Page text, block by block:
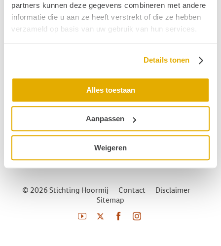
partners kunnen deze gegevens combineren met andere
informatie die u aan ze heeft verstrekt of die ze hebben
verzameld op basis van uw gebruik van hun services.
Details tonen
Alles toestaan
Aanpassen
Weigeren
Gerelateerde begrippen
Acrodynie
SCD-syndroom (superior canal dehiscense)
Auditieve Integratie Training
© 2026 Stichting Hoormij Contact Disclaimer
Sitemap